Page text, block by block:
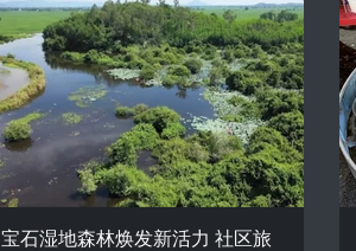
宝石湿地森林焕发新活力 社区旅